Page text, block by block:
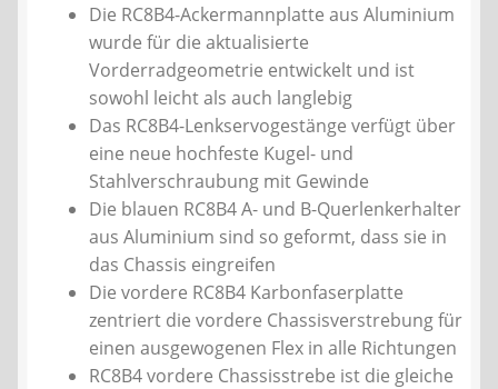
Die RC8B4-Ackermannplatte aus Aluminium
wurde für die aktualisierte
Vorderradgeometrie entwickelt und ist
sowohl leicht als auch langlebig
Das RC8B4-Lenkservogestänge verfügt über
eine neue hochfeste Kugel- und
Stahlverschraubung mit Gewinde
Die blauen RC8B4 A- und B-Querlenkerhalter
aus Aluminium sind so geformt, dass sie in
das Chassis eingreifen
Die vordere RC8B4 Karbonfaserplatte
zentriert die vordere Chassisverstrebung für
einen ausgewogenen Flex in alle Richtungen
RC8B4 vordere Chassisstrebe ist die gleiche